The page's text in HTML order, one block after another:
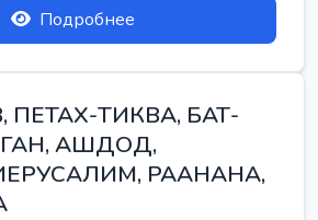
Подробнее
ПЕТАХ-ТИКВА, БАТ-
АШДОД,
РААНАНА,